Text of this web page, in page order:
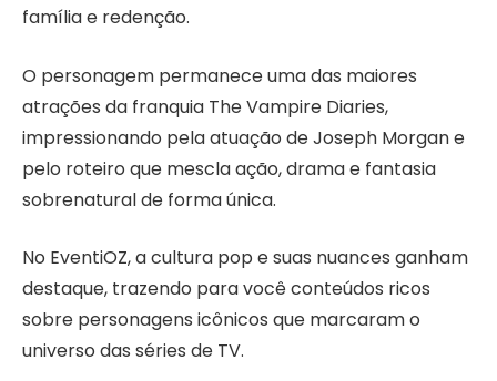
família e redenção.
O personagem permanece uma das maiores
atrações da franquia The Vampire Diaries,
impressionando pela atuação de Joseph Morgan e
pelo roteiro que mescla ação, drama e fantasia
sobrenatural de forma única.
No EventiOZ, a cultura pop e suas nuances ganham
destaque, trazendo para você conteúdos ricos
sobre personagens icônicos que marcaram o
universo das séries de TV.